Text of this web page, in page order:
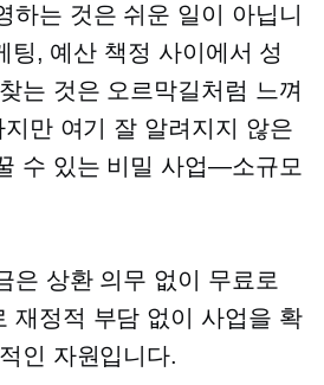
하는 것은 쉬운 일이 아닙니
팅, 예산 책정 사이에서 성
는 것은 오르막길처럼 느껴
만 여기 잘 알려지지 않은
수 있는 비밀 사업—소규모
은 상환 의무 없이 무료로
재정적 부담 없이 사업을 확
인 자원입니다.